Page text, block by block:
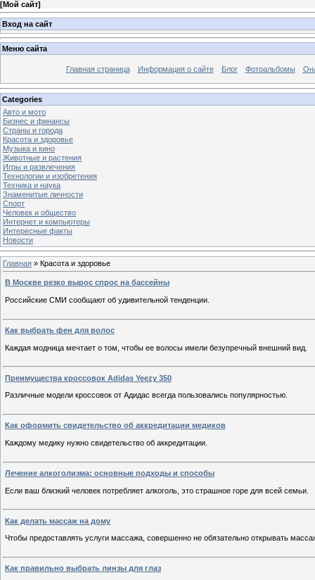
[Мой сайт]
Вход на сайт
Меню сайта
Главная страница Информация о сайте Блог Фотоальбомы
Categories
Авто и мото
Бизнес и финансы
Страны и города
Красота и здоровье
Музыка и кино
Животные и растения
Игры и развлечения
Технологии и изобретения
Техника и наука
Знаменитые личности
Спорт
Человек и общество
Интернет и компьютеры
Интересные факты
Новости
Главная » Красота и здоровье
В Москве резко вырос спрос на бассейны
Российские СМИ сообщают об удивительной тенденции.
Как выбрать фен для волос
Каждая модница мечтает о том, чтобы ее волосы имели безупречный внешний вид.
Преимущества кроссовок Adidas Yeezy 350
Различные модели кроссовок от Адидас всегда пользовались популярностью.
Как оформить свидетельство об аккредитации медиков
Каждому медику нужно свидетельство об аккредитации.
Лечение алкоголизма: основные подходы и способы
Если ваш близкий человек потребляет алкоголь, это страшное горе для всей семьи.
Как делать массаж на дому
Чтобы предоставлять услуги массажа, совершенно не обязательно открывать
Как правильно выбрать линзы для глаз